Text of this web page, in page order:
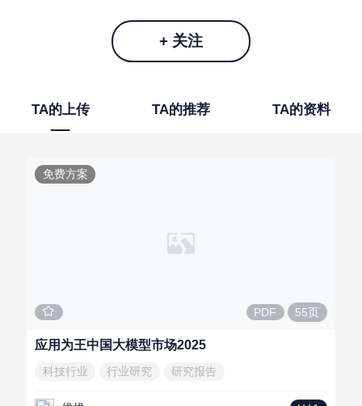
+ 关注
TA的上传 TA的推荐 TA的资料
免费方案
PDF 55页
应用为王中国大模型市场2025
科技行业 行业研究 研究报告